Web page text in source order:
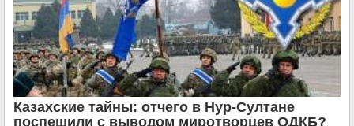
Казахские тайны: отчего в Нур-Султане
поспешили с выводом миротворцев ОДКБ?